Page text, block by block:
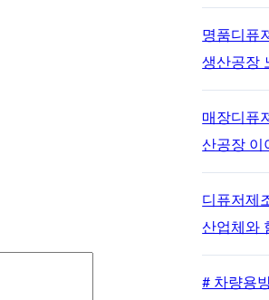
명품디퓨
생산공장
매장디퓨
산공장 이
디퓨저제
산업체와
# 차량용